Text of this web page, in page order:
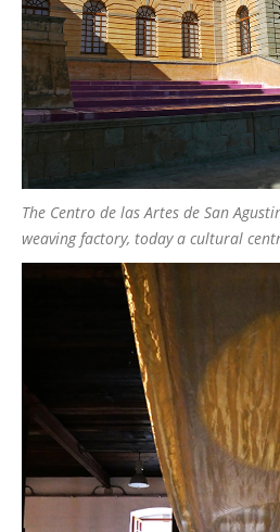
The Centro de las Artes de San
weaving factory, today a cultural